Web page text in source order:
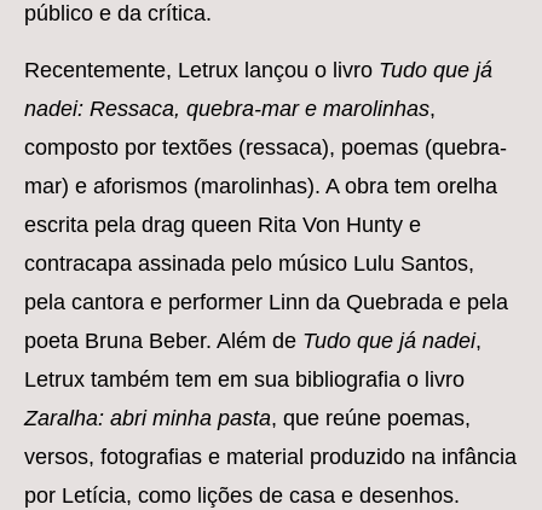
público e da crítica.
Recentemente, Letrux lançou o livro Tudo que já
nadei: Ressaca, quebra-mar e marolinhas,
composto por textões (ressaca), poemas (quebra-
mar) e aforismos (marolinhas). A obra tem orelha
escrita pela drag queen Rita Von Hunty e
contracapa assinada pelo músico Lulu Santos,
pela cantora e performer Linn da Quebrada e pela
poeta Bruna Beber. Além de Tudo que já nadei,
Letrux também tem em sua bibliografia o livro
Zaralha: abri minha pasta, que reúne poemas,
versos, fotografias e material produzido na infância
por Letícia, como lições de casa e desenhos.